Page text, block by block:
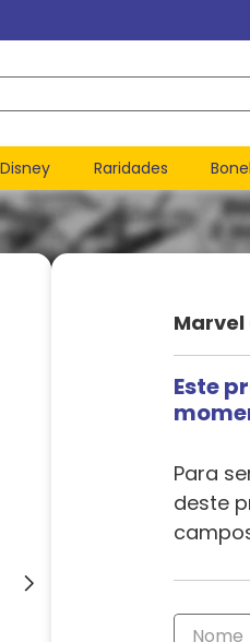
Raridades
Marvel
Este
Para
deste